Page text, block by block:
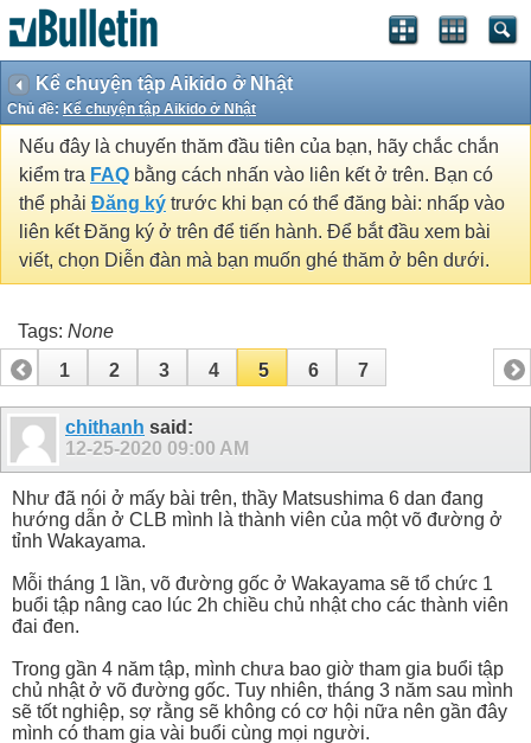
Kể chuyện tập Aikido ở Nhật
Chủ đề: Kể chuyện tập Aikido ở Nhật
Nếu đây là chuyến thăm đầu tiên của bạn, hãy chắc chắn
kiểm tra FAQ bằng cách nhấn vào liên kết ở trên. Bạn có
thể phải Đăng ký trước khi bạn có thể đăng bài: nhấp vào
liên kết Đăng ký ở trên để tiến hành. Để bắt đầu xem bài
viết, chọn Diễn đàn mà bạn muốn ghé thăm ở bên dưới.
Tags: None
1
2 3 4 5 6 7
chithanh said:
12-25-2020 09:00 AM
Như đã nói ở mấy bài trên, thầy Matsushima 6 dan đang
hướng dẫn ở CLB mình là thành viên của một võ đường ở
tỉnh Wakayama.
Mỗi tháng 1 lần, võ đường gốc ở Wakayama sẽ tổ chức 1
buổi tập nâng cao lúc 2h chiều chủ nhật cho các thành viên
đai đen.
Trong gần 4 năm tập, mình chưa bao giờ tham gia buổi tập
chủ nhật ở võ đường gốc. Tuy nhiên, tháng 3 năm sau mình
sẽ tốt nghiệp, sợ rằng sẽ không có cơ hội nữa nên gần đây
mình có tham gia vài buổi cùng mọi người.